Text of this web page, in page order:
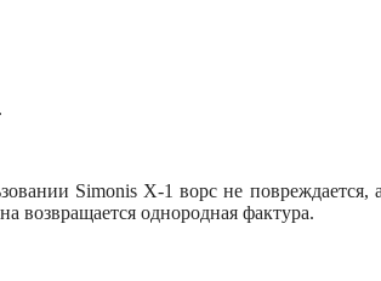
Simonis X-1 ворс не повреждается,
возвращается однородная фактура.